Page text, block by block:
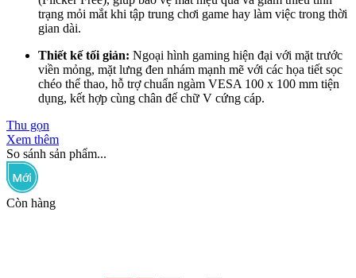
trạng mỏi mắt khi tập trung chơi game hay làm việc trong thời
gian dài.
Thiết kế tối giản: Ngoại hình gaming hiện đại với mặt trước
viền mỏng, mặt lưng đen nhám mạnh mẽ với các họa tiết sọc
chéo thể thao, hỗ trợ chuẩn ngàm VESA 100 x 100 mm tiện
dụng, kết hợp cùng chân đế chữ V cứng cáp.
Thu gọn
Xem thêm
So sánh sản phẩm...
Còn hàng